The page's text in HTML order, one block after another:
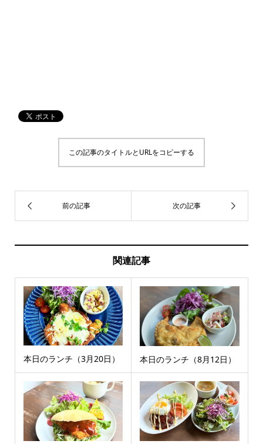
この記事のタイトルとURLをコピーする
関連記事
本日のランチ（3月20日） 本日のランチ（8月12日）